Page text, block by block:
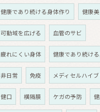
健康であり続ける身体作り 健康美
可動域を広げる 血管のサビ
疲れにくい身体 健康であり続け
非日常 免疫 メディセルハイ
健口 横隔膜 ケガの予防